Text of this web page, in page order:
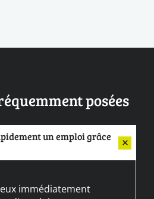
posées
un emploi grâce
immédiatement